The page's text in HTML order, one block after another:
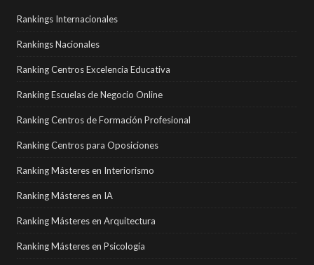
Rankings Internacionales
Rankings Nacionales
Ranking Centros Excelencia Educativa
Ranking Escuelas de Negocio Online
Ranking Centros de Formación Profesional
Ranking Centros para Oposiciones
Ranking Másteres en Interiorismo
Ranking Másteres en IA
Ranking Másteres en Arquitectura
Ranking Másteres en Psicología